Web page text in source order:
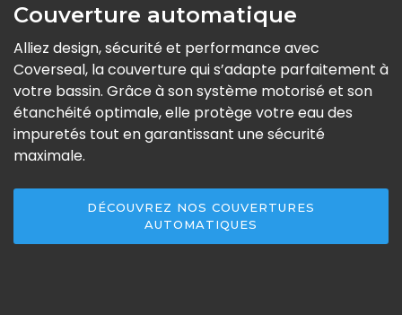
Couverture automatique
Alliez design, sécurité et performance avec
Coverseal, la couverture qui s’adapte parfaitement à
votre bassin. Grâce à son système motorisé et son
étanchéité optimale, elle protège votre eau des
impuretés tout en garantissant une sécurité
maximale.
DÉCOUVREZ NOS COUVERTURES
AUTOMATIQUES